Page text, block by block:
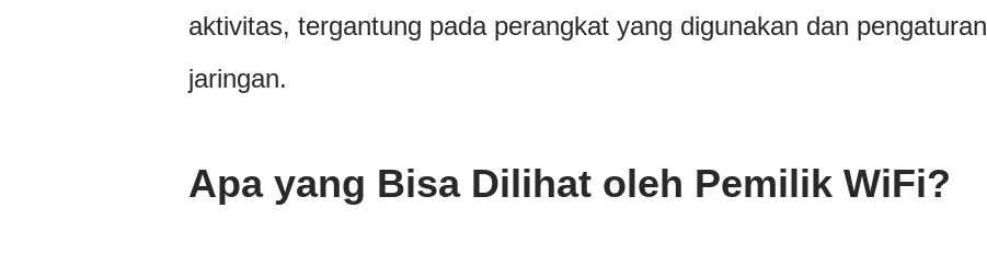
aktivitas, tergantung pada perangkat yang digunakan dan pengaturan
jaringan.
Apa yang Bisa Dilihat oleh Pemilik WiFi?